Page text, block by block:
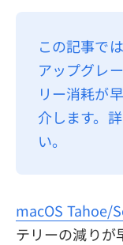
利用規約
返金につい
この記事で
アップグレ
リー消耗が
介します。
い。
macOS Tahoe/
テリーの減りが